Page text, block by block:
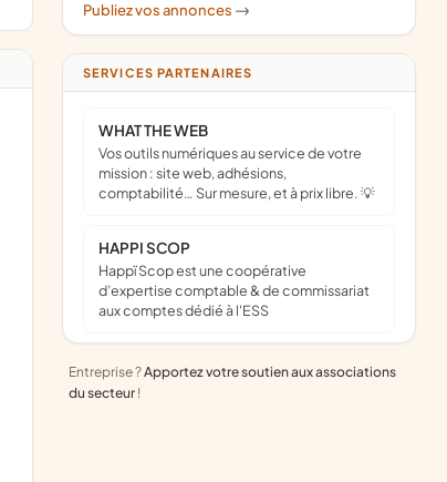
Publiez vos annonces ->
SERVICES PARTENAIRES
WHAT THE WEB
Vos outils numériques au service de votre
mission : site web, adhésions,
comptabilité… Sur mesure, et à prix libre. 💡
HAPPI SCOP
Happï Scop est une coopérative
d’expertise comptable & de commissariat
aux comptes dédié à l'ESS
Entreprise ?Apportez votre soutien aux associations
du secteur !